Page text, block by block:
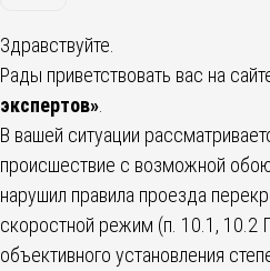
Здравствуйте.
Рады приветствовать вас на
экспертов»
В вашей ситуации
происшествие с возможной
нарушил правила проезда
скоростной режим (п. 10.1,
объективного установления